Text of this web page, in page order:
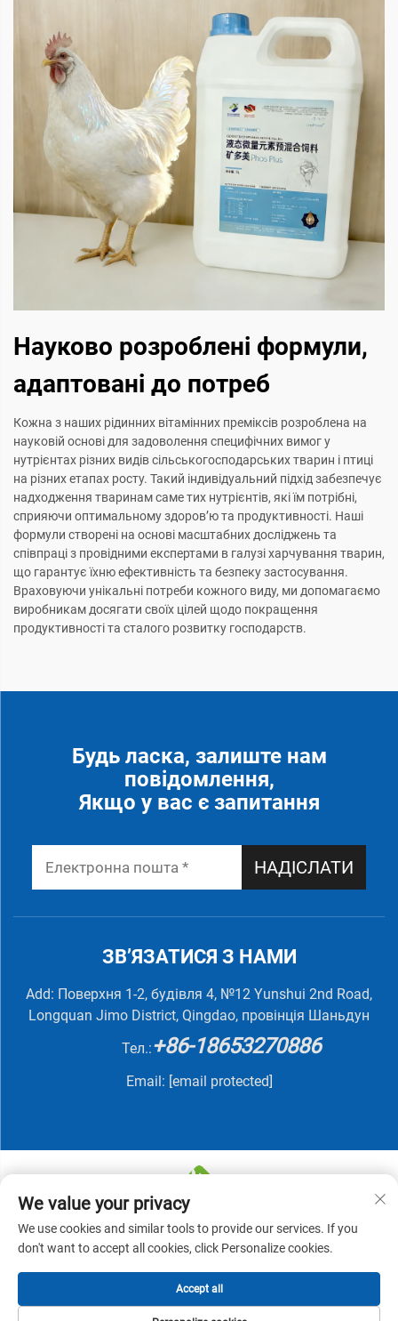
Науково розроблені формули,
адаптовані до потреб
Кожна з наших рідинних вітамінних преміксів розроблена на
науковій основі для задоволення специфічних вимог у
нутрієнтах різних видів сільськогосподарських тварин і птиці
на різних етапах росту. Такий індивідуальний підхід забезпечує
надходження тваринам саме тих нутрієнтів, які їм потрібні,
сприяючи оптимальному здоров’ю та продуктивності. Наші
формули створені на основі масштабних досліджень та
співпраці з провідними експертами в галузі харчування тварин,
що гарантує їхню ефективність та безпеку застосування.
Враховуючи унікальні потреби кожного виду, ми допомагаємо
виробникам досягати своїх цілей щодо покращення
продуктивності та сталого розвитку господарств.
Будь ласка, залиште нам
повідомлення,
Якщо у вас є запитання
НАДІСЛАТИ
ЗВ’ЯЗАТИСЯ З НАМИ
Add: Поверхня 1-2, будівля 4, №12 Yunshui 2nd Road,
Longquan Jimo District, Qingdao, провінція Шаньдун
Тел.:+86-18653270886
Email: [email protected]
© 2025 QINGDAO NUTRIVIT BIOTECH CO., LTD. Усі
права захищені - Політика конфіденційності
We value your privacy
We use cookies and similar tools to provide our services. If you
don't want to accept all cookies, click Personalize cookies.
Accept all